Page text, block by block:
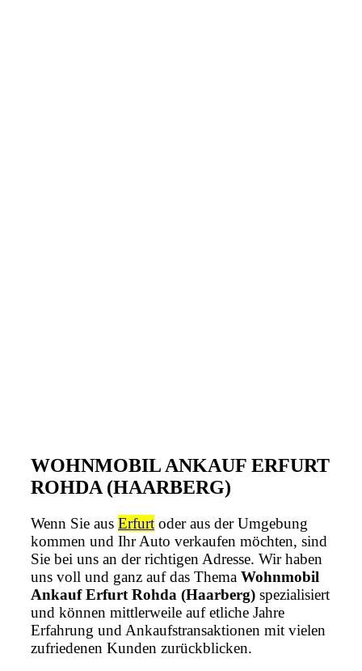
WOHNMOBIL ANKAUF ERFURT
ROHDA (HAARBERG)
Wenn Sie aus Erfurt oder aus der Umgebung
kommen und Ihr Auto verkaufen möchten, sind
Sie bei uns an der richtigen Adresse. Wir haben
uns voll und ganz auf das Thema Wohnmobil
Ankauf Erfurt Rohda (Haarberg) spezialisiert
und können mittlerweile auf etliche Jahre
Erfahrung und Ankaufstransaktionen mit vielen
zufriedenen Kunden zurückblicken.